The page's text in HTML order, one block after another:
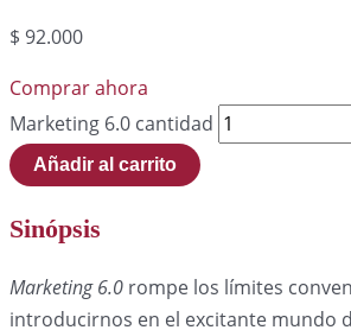
$ 92.000
Comprar ahora
Marketing 6.0 cantidad
Añadir al carrito
Sinópsis
Marketing 6.0 rompe los límites
introducirnos en el excitante mundo